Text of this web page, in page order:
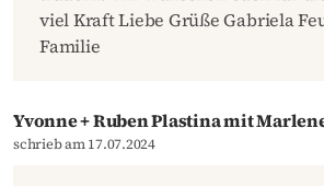
viel Kraft Liebe Grüße Gabriela
Familie
Yvonne + Ruben Plastina mit
schrieb am 17.07.2024